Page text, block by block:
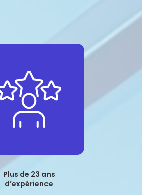
Plus de 23 ans
d’expérience